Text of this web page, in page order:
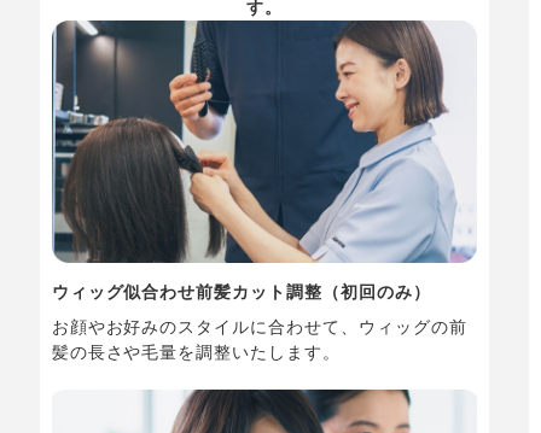
す。
ウィッグ似合わせ前髪カット調整（初回のみ）
お顔やお好みのスタイルに合わせて、ウィッグの前
髪の長さや毛量を調整いたします。